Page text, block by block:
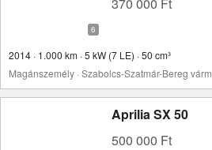
2014 · 1.000 km · 5 kW (7 LE) · 50 cm³
Magánszemély · Szabolcs-Szatmár-Bereg
Aprilia SX 50
500 000 Ft